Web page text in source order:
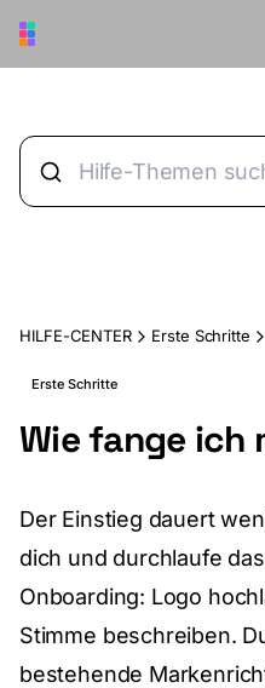
HILFE-CENTER Erste Schritte
Erste Schritte
Wie fange ich
Der Einstieg dauert
dich und durchlaufe
Onboarding: Logo
Stimme beschreiben.
bestehende